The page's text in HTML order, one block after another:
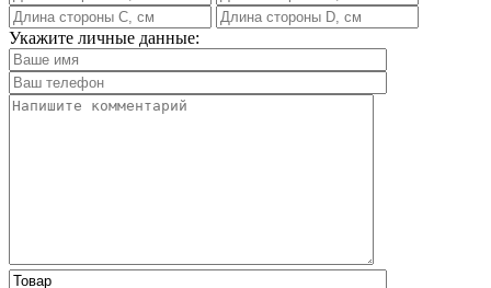
Укажите личные данные: